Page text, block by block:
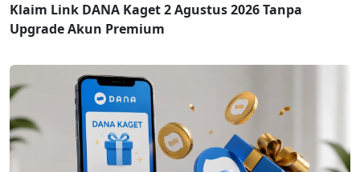
Klaim Link DANA Kaget 2 Agustus 2026 Tanpa
Upgrade Akun Premium